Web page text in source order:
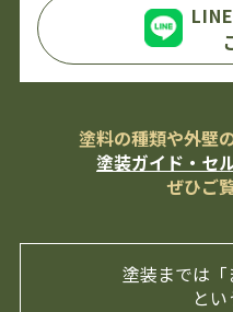
塗料の種類や外壁
塗装ガイド・セ
ぜひご
塗装までは「
とい